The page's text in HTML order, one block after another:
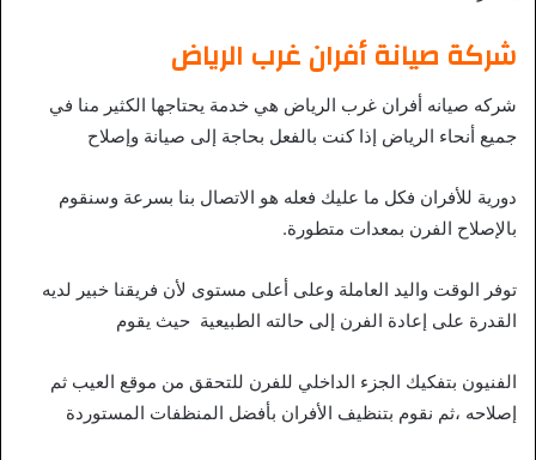
شركة صيانة أفران غرب الرياض
شركه صيانه أفران غرب الرياض هي خدمة يحتاجها الكثير منا في
جميع أنحاء الرياض إذا كنت بالفعل بحاجة إلى صيانة وإصلاح
دورية للأفران فكل ما عليك فعله هو الاتصال بنا بسرعة وسنقوم
بالإصلاح الفرن بمعدات متطورة.
توفر الوقت واليد العاملة وعلى أعلى مستوى لأن فريقنا خبير لديه
القدرة على إعادة الفرن إلى حالته الطبيعية حيث يقوم
الفنيون بتفكيك الجزء الداخلي للفرن للتحقق من موقع العيب ثم
إصلاحه ،ثم نقوم بتنظيف الأفران بأفضل المنظفات المستوردة